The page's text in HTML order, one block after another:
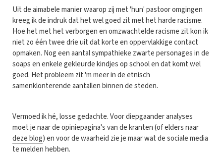
Uit de aimabele manier waarop zij met 'hun' pastoor omgingen
kreeg ik de indruk dat het wel goed zit met het harde racisme.
Hoe het met het verborgen en omzwachtelde racisme zit kon ik
niet zo één twee drie uit dat korte en oppervlakkige contact
opmaken. Nog een aantal sympathieke zwarte personages in de
soaps en enkele gekleurde kindjes op school en dat komt wel
goed. Het probleem zit 'm meer in de etnisch
samenklonterende aantallen binnen de steden.
Vermoed ik hé, losse gedachte. Voor diepgaander analyses
moet je naar de opiniepagina's van de kranten (of elders naar
deze blog) en voor de waarheid zie je maar wat de sociale media
te melden hebben.